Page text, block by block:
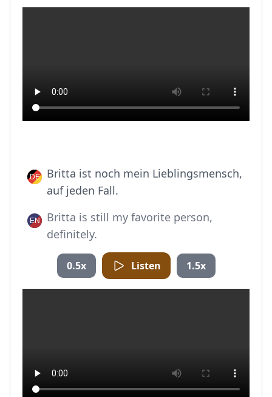
Britta ist noch mein Lieblingsmensch,
auf jeden Fall.
Britta is still my favorite person,
definitely.
0.5x Listen 1.5x